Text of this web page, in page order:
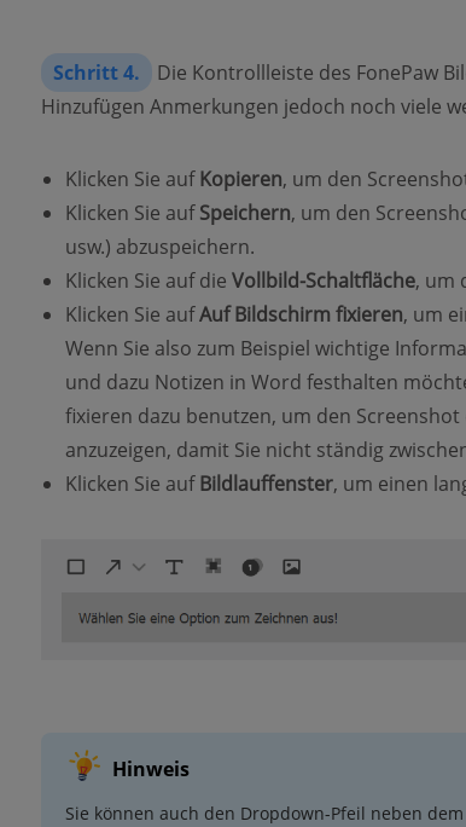
Schritt 4.
Die Kontrollleiste des FonePaw
Hinzufügen Anmerkungen jedoch noch viele
Klicken Sie aufKopieren, um den
Klicken Sie aufSpeichern, um den
usw.) abzuspeichern.
Klicken Sie auf die Vollbild-Schaltfläche, um
Klicken Sie aufAuf Bildschirm fixieren, um
Wenn Sie also zum Beispiel wichtige
und dazu Notizen in Word festhalten
fixieren dazu benutzen, um den
anzuzeigen, damit Sie nicht ständig
Klicken Sie aufBildlauffenster, um einen
Hinweis
Sie können auch den Dropdown-Pfeil neben dem